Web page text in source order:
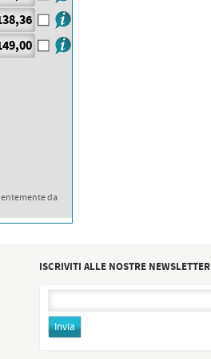
da
ISCRIVITI ALLE NOSTRE NEWSLETTER